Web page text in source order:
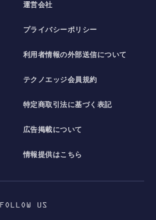
運営会社
プライバシーポリシー
利用者情報の外部送信について
テクノエッジ会員規約
特定商取引法に基づく表記
広告掲載について
情報提供はこちら
FOLLOW US